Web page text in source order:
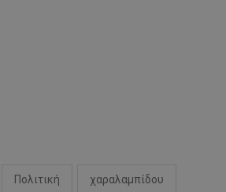
Πολιτική χαραλαμπίδου